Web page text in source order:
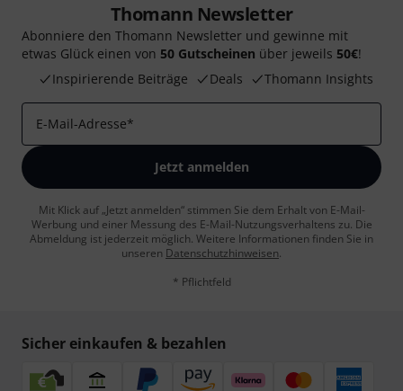
Thomann Newsletter
Abonniere den Thomann Newsletter und gewinne mit
etwas Glück einen von 50 Gutscheinen über jeweils 50€!
Inspirierende Beiträge
Deals Thomann Insights
E-Mail-Adresse*
Jetzt anmelden
Mit Klick auf „Jetzt anmelden“ stimmen Sie dem Erhalt von E-Mail-
Werbung und einer Messung des E-Mail-Nutzungsverhaltens zu. Die
Abmeldung ist jederzeit möglich. Weitere Informationen finden Sie in
unseren Datenschutzhinweisen.
* Pflichtfeld
Sicher einkaufen & bezahlen